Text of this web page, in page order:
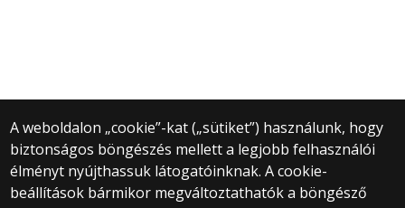
A weboldalon „cookie”-kat („sütiket”) használunk, hogy
biztonságos böngészés mellett a legjobb felhasználói
élményt nyújthassuk látogatóinknak. A cookie-
beállítások bármikor megváltoztathatók a böngésző
© 2025 Eötvös Loránd Tudományegyetem
Minden jog fenntartva.
1053 Budapest, Egyetem tér 1–3.